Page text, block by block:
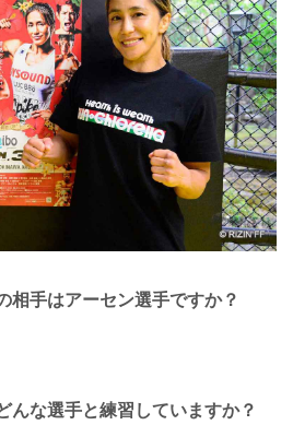
相手はアーセン選手ですか？
んな選手と練習していますか？